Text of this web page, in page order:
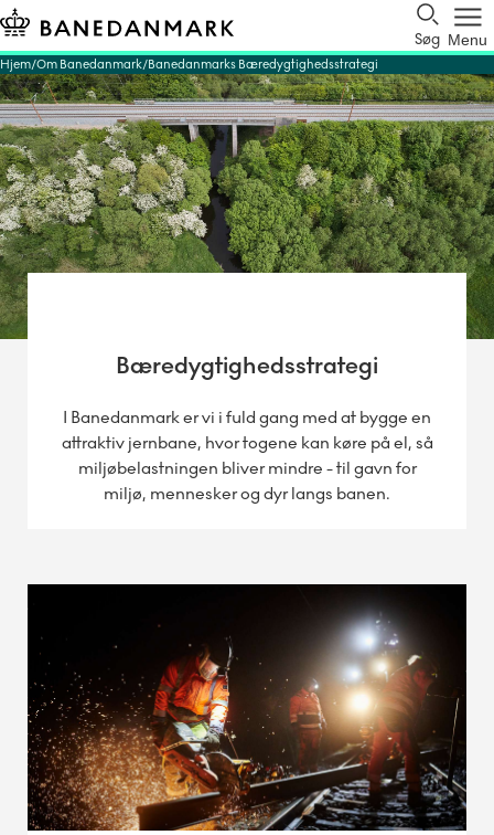
Søg Menu
Hjem Om Banedanmark Banedanmarks Bæredygtighedsstrategi
Bæredygtighedsstrategi
I Banedanmark er vi i fuld gang med at bygge en
attraktiv jernbane, hvor togene kan køre på el, så
miljøbelastningen bliver mindre - til gavn for
miljø, mennesker og dyr langs banen.